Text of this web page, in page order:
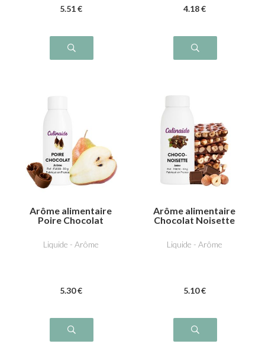
5.51 € 4.18 €
Arôme alimentaire
Poire Chocolat
Liquide - Arôme
5.30 €
Arôme alimentaire
Chocolat Noisette
Liquide - Arôme
5.10 €